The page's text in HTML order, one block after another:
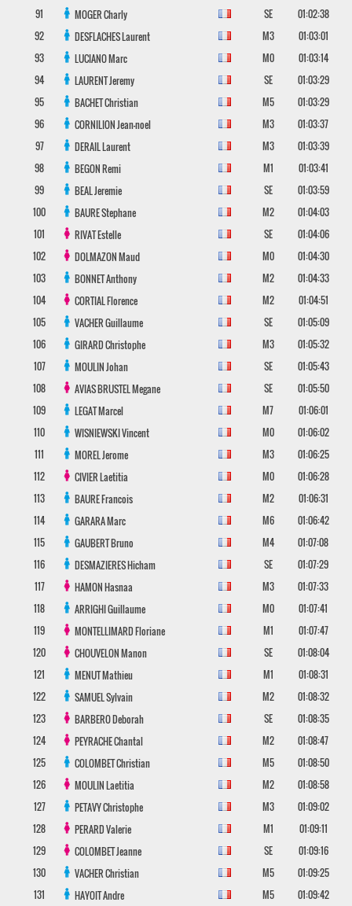
91 MOGERCharly SE
01:02:38
92
DESFLACHESLaurent M3
01:03:01
93
LUCIANOMarc M0
01:03:14
94
LAURENTJeremy SE
01:03:29
95
BACHETChristian M5
01:03:29
96
CORNILIONJean-noel M3
01:03:37
97
DERAILLaurent M3
01:03:39
98
BEGONRemi M1
01:03:41
99
BEALJeremie SE
01:03:59
100
BAUREStephane M2
01:04:03
101
RIVATEstelle SE
01:04:06
102
DOLMAZONMaud M0
01:04:30
103
BONNETAnthony M2
01:04:33
104
CORTIALFlorence M2
01:04:51
105
VACHERGuillaume SE
01:05:09
106
GIRARDChristophe M3
01:05:32
107
MOULINJohan SE
01:05:43
108
AVIAS BRUSTELMegane SE
01:05:50
109
LEGATMarcel M7
01:06:01
110
WISNIEWSKIVincent M0
01:06:02
111
MORELJerome M3
01:06:25
112
CIVIERLaetitia M0
01:06:28
113
BAUREFrancois M2
01:06:31
114
GARARAMarc M6
01:06:42
115
GAUBERTBruno M4
01:07:08
116
DESMAZIERESHicham SE
01:07:29
117
HAMONHasnaa M3
01:07:33
118
ARRIGHIGuillaume M0
01:07:41
119
MONTELLIMARDFloriane M1
01:07:47
120
CHOUVELONManon SE
01:08:04
121
MENUTMathieu M1
01:08:31
122
SAMUELSylvain M2
01:08:32
123
BARBERODeborah SE
01:08:35
124
PEYRACHEChantal M2
01:08:47
125
COLOMBETChristian M5
01:08:50
126
MOULINLaetitia M2
01:08:58
127
PETAVYChristophe M3
01:09:02
128
PERARDValerie M1
01:09:11
129
COLOMBETJeanne SE
01:09:16
130
VACHERChristian M5
01:09:25
131
HAYOITAndre M5
01:09:42